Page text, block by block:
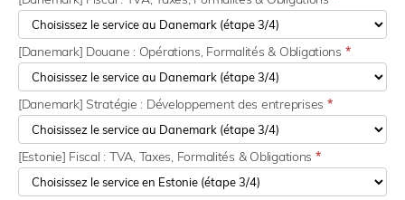
[Danemark] Douane : Opérations, Formalités & Obligations *
[Danemark] Stratégie : Développement des entreprises *
[Estonie] Fiscal : TVA, Taxes, Formalités & Obligations *